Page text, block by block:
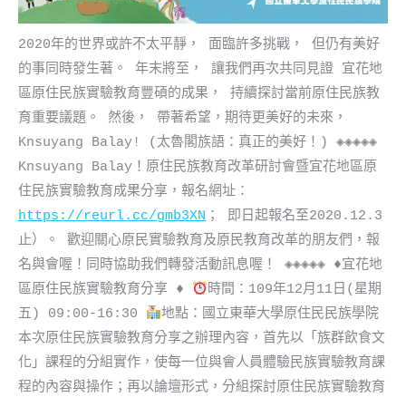
2020年的世界或許不太平靜， 面臨許多挑戰， 但仍有美好
的事同時發生著。 年末將至， 讓我們再次共同見證 宜花地
區原住民族實驗教育豐碩的成果， 持續探討當前原住民族教
育重要議題。 然後， 帶著希望，期待更美好的未來，
Knsuyang Balay! (太魯閣族語：真正的美好！) ◈◈◈◈◈
Knsuyang Balay！原住民族教育改革研討會暨宜花地區原
住民族實驗教育成果分享，報名網址：
https://reurl.cc/gmb3XN ； 即日起報名至2020.12.3
止）。 歡迎關心原民實驗教育及原民教育改革的朋友們，報
名與會喔！同時協助我們轉發活動訊息喔！ ◈◈◈◈◈ ♦️宜花地
區原住民族實驗教育分享 ♦️
時間：109年12月11日(星期
五) 09:00-16:30
地點：國立東華大學原住民民族學院
本次原住民族實驗教育分享之辦理內容，首先以「族群飲食文
化」課程的分組實作，使每一位與會人員體驗民族實驗教育課
程的內容與操作；再以論壇形式，分組探討原住民族實驗教育